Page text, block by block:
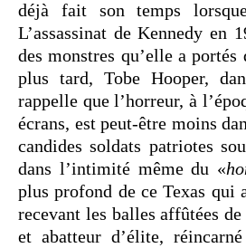
déjà fait son temps
L’assassinat de Kennedy en
des monstres qu’elle a
plus tard, Tobe Hooper,
rappelle que l’horreur, à
écrans, est peut-être moins
candides soldats patriotes
dans l’intimité même du «
plus profond de ce Texas qui
recevant les balles affûtées
et abatteur d’élite,